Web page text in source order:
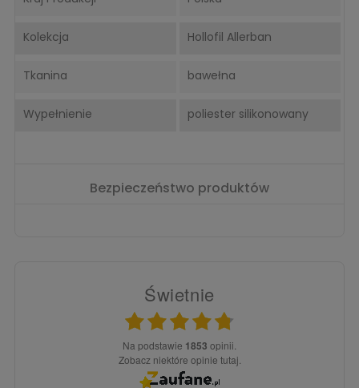
Kolekcja Hollofil Allerban
Tkanina bawełna
Wypełnienie poliester silikonowany
Bezpieczeństwo produktów
Świetnie
Na podstawie 1853 opinii.
Zobacz niektóre opinie tutaj.